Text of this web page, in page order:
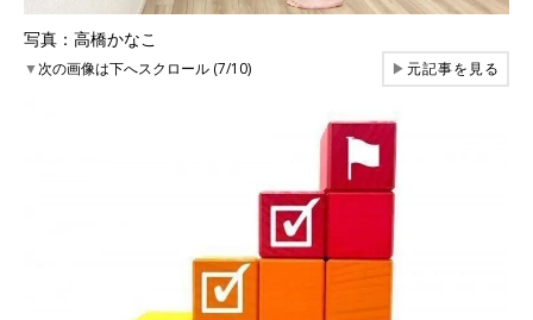
写真：高橋かなこ
▼次の画像は下へスクロール (7/10) ▶元記事を見る